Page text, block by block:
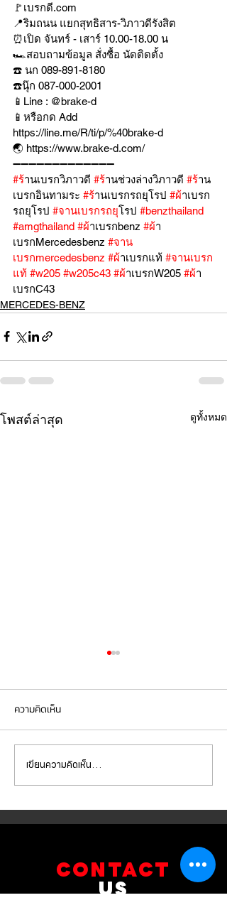
🚩เบรกดี.com
📍ริมถนน แยกสุทธิสาร-วิภาวดีรังสิต
⏰เปิด จันทร์ - เสาร์ 10.00-18.00 น
🏎สอบถามข้อมูล สั่งซื้อ นัดติดตั้ง
☎️ นก 089-891-8180
☎️นุ๊ก 087-000-2001
📱Line : @brake-d
📱หรือกด Add
https://line.me/R/ti/p/%40brake-d
🌏 https://www.brake-d.com/
➖➖➖➖➖➖➖➖➖➖➖➖➖
#ร้านเบรกวิภาวดี #ร้านช่วงล่างวิภาวดี #ร้าน
เบรกอินทามระ #ร้านเบรกรถยุโรป #ผ้าเบรก
รถยุโรป #จานเบรกรถยุโรป #benzthailand
#amgthailand #ผ้าเบรกbenz #ผ้า
เบรกMercedesbenz #จาน
เบรกmercedesbenz #ผ้าเบรกแท้ #จานเบรก
แท #w205 #w205c43 #ผ้าเบรกW205 #ผ้า
เบรกC43
MERCEDES-BENZ
โพสต์ล่าสุด ดูทั้งหมด
Mercedes Benz E350e เข้า
รับบริการเปลี่ยนจานเบรก ผ้า
เบรกหน้า พร้อมเซ็นเซอร์
ความคิดเห็น
เขียนความคิดเห็น…
CONTACT
US